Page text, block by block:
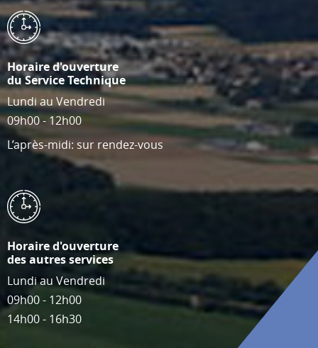
Horaire d'ouverture
du Service Technique
Lundi au Vendredi
09h00 - 12h00
L’après-midi: sur rendez-vous
Horaire d'ouverture
des autres services
Lundi au Vendredi
09h00 - 12h00
14h00 - 16h30